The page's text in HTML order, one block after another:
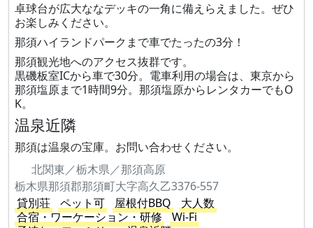
卓球台が広大ななデッキの一角に備えらえました。ぜひ
お楽しみください。
那須ハイランドパークまで車でたったの3分！
那須観光地へのアクセス抜群です。
黒磯板室ICから車で30分。電車利用の場合は、東京から
那須塩原まで1時間9分。那須塩原からレンタカーでもO
K。
温泉近隣
那須は温泉の宝庫。お問い合わせください。
北関東／栃木県／那須高原
栃木県那須郡那須町大字高久乙3376-557
貸別荘
ペット可 屋根付BBQ
大人数
合宿・ワーケーション・研修
Wi-Fi